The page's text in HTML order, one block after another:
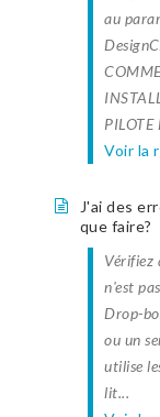
au
PILOTE
Voir la
J'ai des
que faire?
Vérifiez
n'est
Drop-
ou un
utilise
lit...